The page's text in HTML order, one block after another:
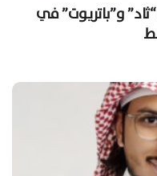
و”باتريوت” في